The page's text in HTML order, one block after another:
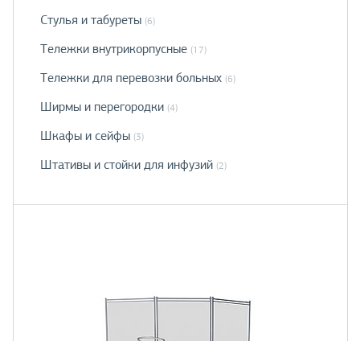
Стулья и табуреты (6)
Тележки внутрикорпусные (17)
Тележки для перевозки больных (6)
Ширмы и перегородки (4)
Шкафы и сейфы (3)
Штативы и стойки для инфузий (2)